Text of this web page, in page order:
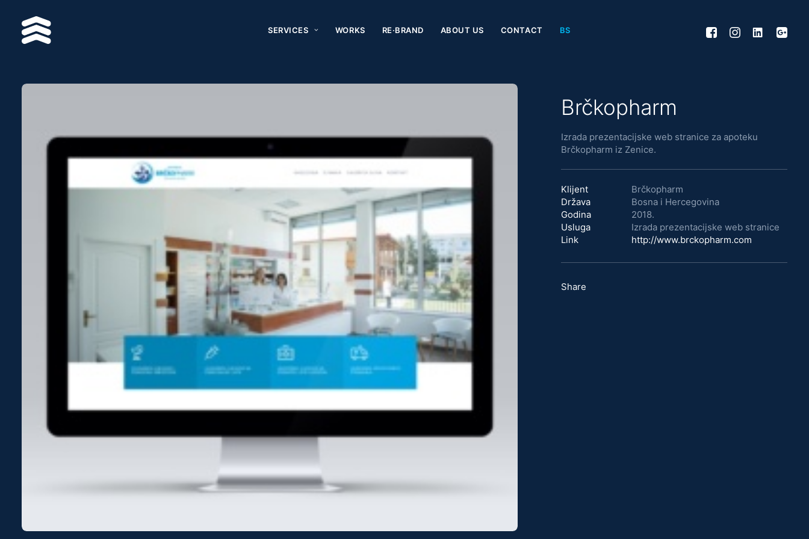
SERVICES WORKS RE·BRAND ABOUT US CONTACT BS
Brčkopharm
Izrada prezentacijske web stranice za apoteku
Brčkopharm iz Zenice.
Klijent
Brčkopharm
Država
Bosna i Hercegovina
Godina
2018.
Usluga
Izrada prezentacijske web stranice
Link
http://www.brckopharm.com
Share